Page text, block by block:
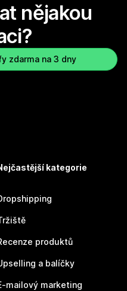
nějakou
zdarma na 3 dny
kategorie
produktů
a balíčky
mailový marketing